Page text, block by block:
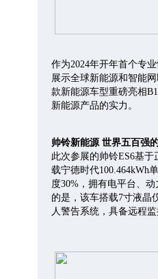
作为2024年开年首个专
展示全球新能源和智能
款新能源车型重磅亮相
新能源产品的实力。
帅铃新能源 世界五百强
此次参展的帅铃ES6基
载宁德时代100.464kWh
度30%，拥有电平台、
的是，该车搭载7寸液晶
人警告系统，具备远程